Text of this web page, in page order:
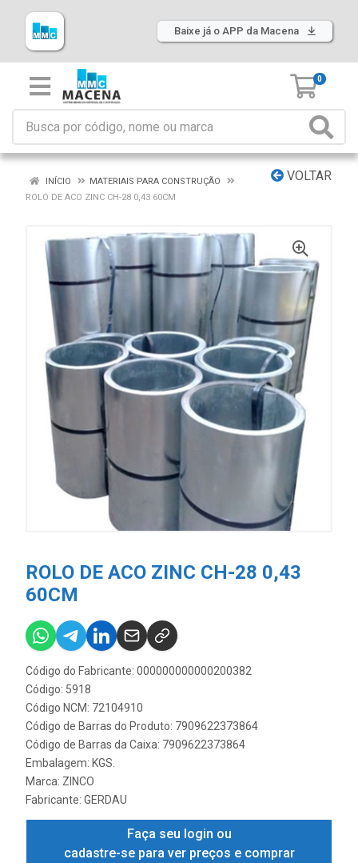
Baixe já o APP da Macena
0
VOLTAR
INÍCIO
MATERIAIS PARA CONSTRUÇÃO
ROLO DE ACO ZINC CH-28 0,43 60CM
ROLO DE ACO ZINC CH-28 0,43
60CM
Código do Fabricante: 000000000000200382
Código: 5918
Código NCM: 72104910
Código de Barras do Produto: 7909622373864
Código de Barras da Caixa: 7909622373864
Embalagem: KGS.
Marca: ZINCO
Fabricante: GERDAU
Faça seu login ou
cadastre-se para ver preços e comprar